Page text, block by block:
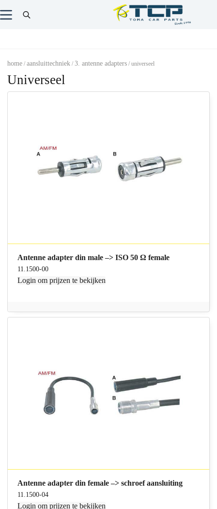
home / aansluittechniek / 3. antenne adapters / universeel
Universeel
Antenne adapter din male –> ISO 50 Ω female
11.1500-00
Login om prijzen te bekijken
Antenne adapter din female –> schroef aansluiting
11.1500-04
Login om prijzen te bekijken